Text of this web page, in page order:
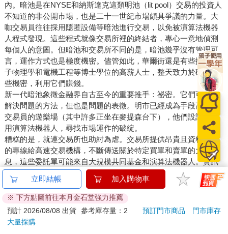
內。暗池是在NYSE和納斯達克這類明池（lit pool）交易的投資人
不知道的非公開市場，也是二十一世紀市場頗具爭議的力量。大
咖交易員往往採用隱匿設備等暗池進行交易，以免被演算法機器
人程式發現。這些程式就像交易所裡的終結者，專心一意地偵測
每個人的意圖。但暗池和交易所不同的是，暗池幾乎沒有管理可
言，運作方式也是極度機密。儘管如此，華爾街還是有些擁有量
子物理學和電機工程等博士學位的高薪人士，整天致力於破解這
些機密，利用它們賺錢。
新一代暗池象徵金融界自古至今的重要推手：祕密。它們可說是
解決問題的方法，但也是問題的表徵。明市已經成為手段高強的
交易員的遊樂場（其中許多正坐在麥提森台下），他們設計和運
用演算法機器人，尋找市場運作的破綻。
糟糕的是，就連交易所也助紂為虐。交易所提供昂貴且資料豐富
的專線給高速交易機構，不斷傳送關於特定買單和賣單的大量訊
息，這些委託單可能來自大規模共同基金和演算法機器人。資訊
量十分龐大，可以用於實行主管當局、基金經理人和參議員都極
度反對的短線策略。在明市中，這種狀況每天、每奈秒都在發
生，這是掠食者和獵物間的瘋狂互動，麥提森這一方扮演群集的
掠食者。所有美國投資人都參與其中，同時面臨風險。
麥提森非常清楚這種狀況。的確，他在 2004 年自己設立暗池「交
立即結帳 加入購物車
※ 下方點圖前往本月金石堂強力推薦
預計 2026/08/08 出貨 參考庫存量：2 預訂門市商品
門市庫存
大量採購